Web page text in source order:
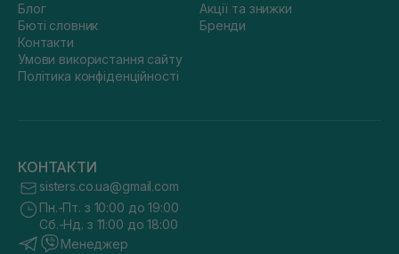
Блог
Бюті словник
Контакти
Умови використання сайту
Політика конфіденційності
Акції та знижки
Бренди
КОНТАКТИ
sisters.co.ua@gmail.com
Пн.-Пт. з 10:00 до 19:00
Сб.-Нд. з 11:00 до 18:00
Менеджер